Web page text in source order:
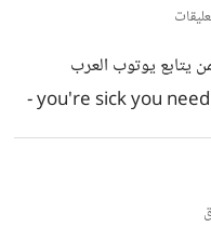
نحن أنفسنا ضد انفسنا :
في
البشري ، مصنع للأفكار » لمن يتابع يوتوب العرب
تتذكرون الدراما الشهيرة : - you're sick you need help -
هذول دموع حقيقيين مش تمثيل !! دراما بقيت ترند لشهر و
السبب لما خرج كان يبدو